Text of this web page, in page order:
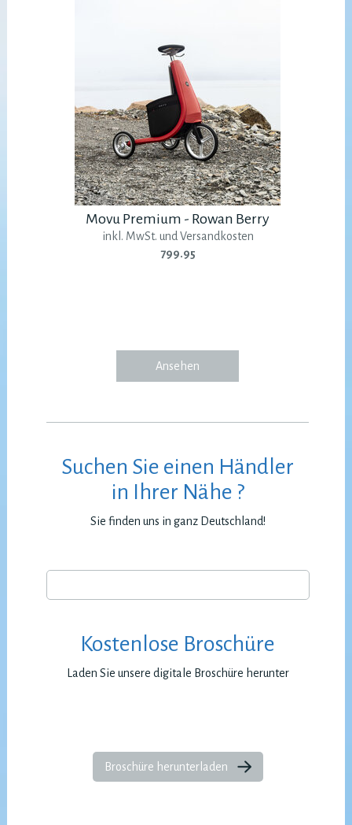
Movu Premium - Rowan Berry
inkl. MwSt. und Versandkosten
799.95
Ansehen
Suchen Sie einen Händler
in Ihrer Nähe ?
Sie finden uns in ganz Deutschland!
Kostenlose Broschüre
Laden Sie unsere digitale Broschüre herunter
Broschüre herunterladen